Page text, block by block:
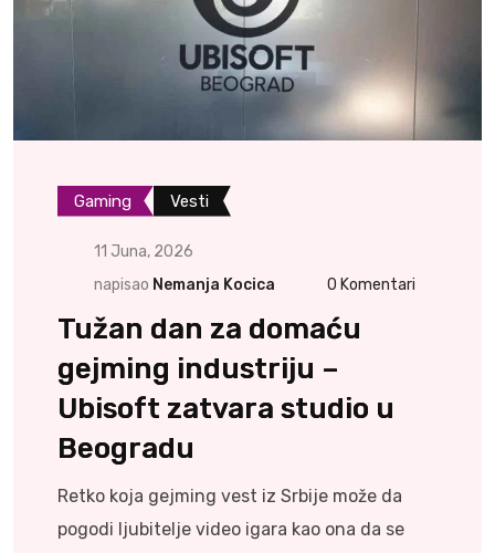
Gaming Vesti
11 Juna, 2026
napisao Nemanja Kocica 0 Komentari
Tužan dan za domaću
gejming industriju –
Ubisoft zatvara studio u
Beogradu
Retko koja gejming vest iz Srbije može da
pogodi ljubitelje video igara kao ona da se